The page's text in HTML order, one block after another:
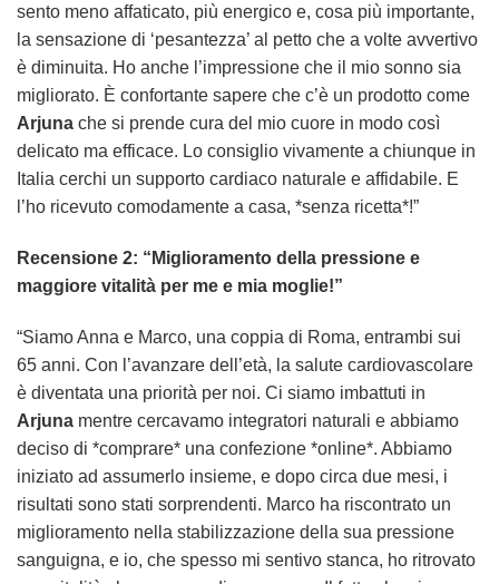
sento meno affaticato, più energico e, cosa più importante,
la sensazione di ‘pesantezza’ al petto che a volte avvertivo
è diminuita. Ho anche l’impressione che il mio sonno sia
migliorato. È confortante sapere che c’è un prodotto come
Arjuna che si prende cura del mio cuore in modo così
delicato ma efficace. Lo consiglio vivamente a chiunque in
Italia cerchi un supporto cardiaco naturale e affidabile. E
l’ho ricevuto comodamente a casa, *senza ricetta*!”
Recensione 2: “Miglioramento della pressione e
maggiore vitalità per me e mia moglie!”
“Siamo Anna e Marco, una coppia di Roma, entrambi sui
65 anni. Con l’avanzare dell’età, la salute cardiovascolare
è diventata una priorità per noi. Ci siamo imbattuti in
Arjuna mentre cercavamo integratori naturali e abbiamo
deciso di *comprare* una confezione *online*. Abbiamo
iniziato ad assumerlo insieme, e dopo circa due mesi, i
risultati sono stati sorprendenti. Marco ha riscontrato un
miglioramento nella stabilizzazione della sua pressione
sanguigna, e io, che spesso mi sentivo stanca, ho ritrovato